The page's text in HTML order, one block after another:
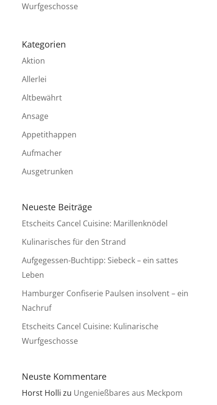
Wurfgeschosse
Kategorien
Aktion
Allerlei
Altbewährt
Ansage
Appetithappen
Aufmacher
Ausgetrunken
Neueste Beiträge
Etscheits Cancel Cuisine: Marillenknödel
Kulinarisches für den Strand
Aufgegessen-Buchtipp: Siebeck – ein sattes
Leben
Hamburger Confiserie Paulsen insolvent – ein
Nachruf
Etscheits Cancel Cuisine: Kulinarische
Wurfgeschosse
Neuste Kommentare
Horst Holli zu Ungenießbares aus Meckpom